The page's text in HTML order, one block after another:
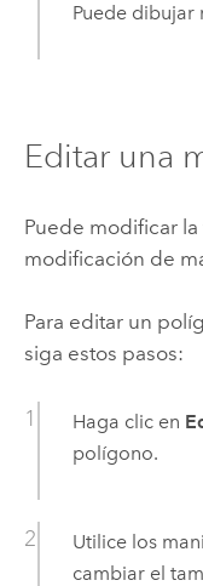
Puede dibujar
Editar una
Puede modificar
modificación de
Para editar un
siga estos pasos:
Haga clic en
polígono.
Utilice los
cambiar el